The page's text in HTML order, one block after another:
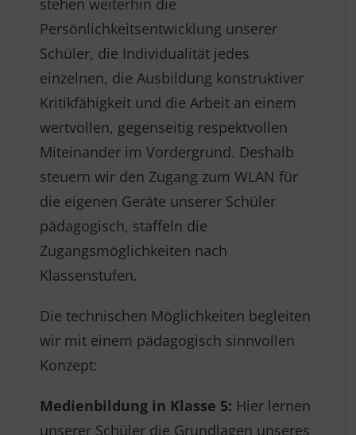
stehen weiterhin die
Persönlichkeitsentwicklung unserer
Schüler, die Individualität jedes
einzelnen, die Ausbildung konstruktiver
Kritikfähigkeit und die Arbeit an einem
wertvollen, gegenseitig respektvollen
Miteinander im Vordergrund. Deshalb
steuern wir den Zugang zum WLAN für
die eigenen Geräte unserer Schüler
pädagogisch, staffeln die
Zugangsmöglichkeiten nach
Klassenstufen.
Die technischen Möglichkeiten begleiten
wir mit einem pädagogisch sinnvollen
Konzept:
Medienbildung in Klasse 5: Hier lernen
unserer Schüler die Grundlagen unseres